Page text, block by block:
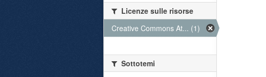
Licenze sulle risorse
Creative Commons At... (1)
Sottotemi